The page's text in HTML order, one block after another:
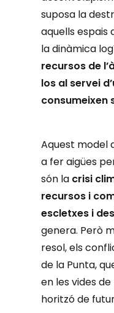
suposa la
aquells
la dinàmica
recursos de
los al servei
consumeixen
Aquest model
a fer aigües
són la crisi
recursos i
escletxes i
genera. Però
resol, els
de la Punta,
en les vides
horitzó de